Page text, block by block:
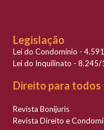
Legislação
Lei do Condomínio -
Lei do Inquilinato - 8.245/
Direito para todos
Revista Bonijuris
Revista Direito e